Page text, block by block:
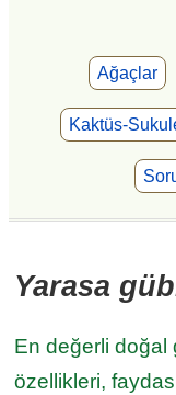
Ağaçlar
Kaktüs-
Yarasa
En değerli doğal
özellikleri,